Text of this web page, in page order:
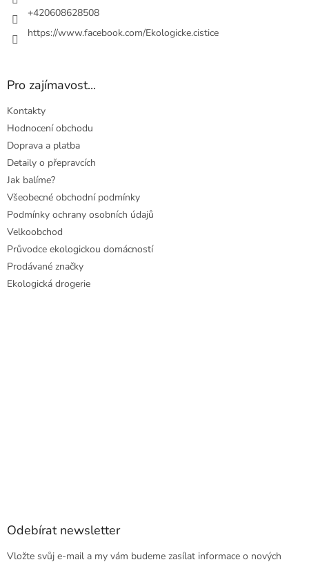
+420608628508
https://www.facebook.com/Ekologicke.cistice
Pro zajímavost...
Kontakty
Hodnocení obchodu
Doprava a platba
Detaily o přepravcích
Jak balíme?
Všeobecné obchodní podmínky
Podmínky ochrany osobních údajů
Velkoobchod
Průvodce ekologickou domácností
Prodávané značky
Ekologická drogerie
Odebírat newsletter
Vložte svůj e-mail a my vám budeme zasílat informace o nových